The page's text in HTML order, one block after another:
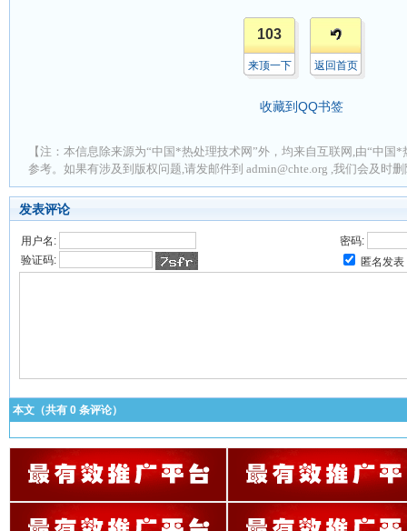
103
来顶一下 返回首页
收藏到QQ书签
【注：本信息除来源为“中国*热处理技术网”外，均来自互联网,由“中国
参考。如果有涉及到版权问题,请发邮件到 admin@chte.org ,我们会及时
发表评论
用户名:
密码:
验证码:
匿名发表
本文（共有 0 条评论）